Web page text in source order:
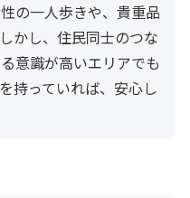
の一人歩きや、貴重品
かし、住民同士のつな
意識が高いエリアでも
持っていれば、安心し